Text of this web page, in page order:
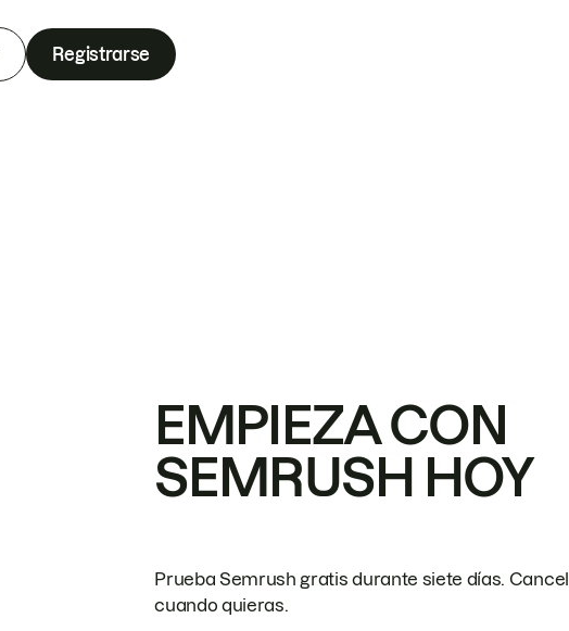
Registrarse
EMPIEZA CON
SEMRUSH HOY
Prueba Semrush gratis durante siete días.
cuando quieras.